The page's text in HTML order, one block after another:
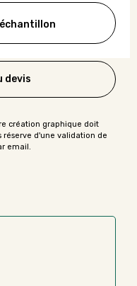
devis